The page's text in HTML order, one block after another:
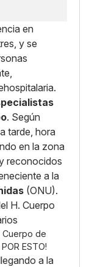
en
y se
. Según
tarde, hora
en la zona
reconocidos
a la
(ONU).
Cuerpo de
ESTO!
a la